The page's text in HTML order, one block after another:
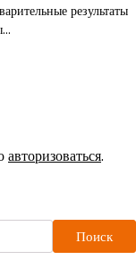
результаты
авторизоваться.
Поиск